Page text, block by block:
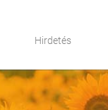
Hirdetés